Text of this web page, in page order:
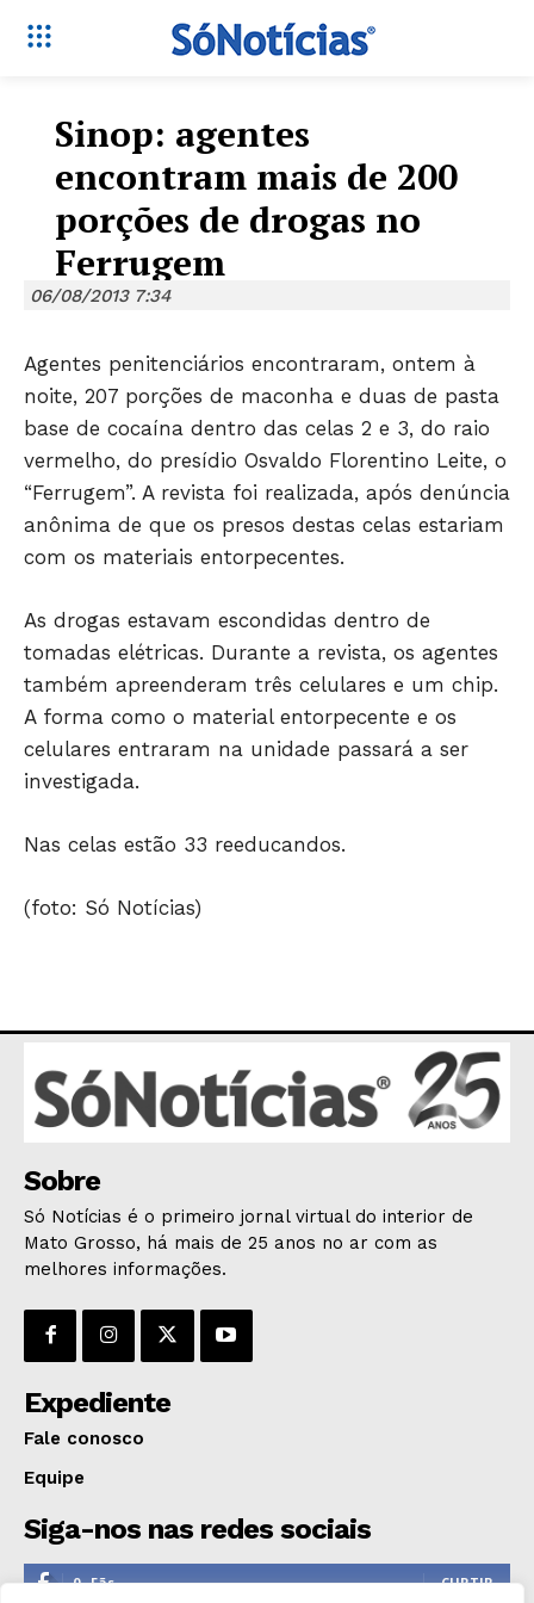
Só Notícias
JUNTE-SE NO WHATSAPP
POLÍTICA
ESPORTES
OPINIÃO
GERAL
EDUCAÇÃO
AGRONOTÍCIAS
ÚLTIMAS NOTÍCIAS
Sinop: agentes
encontram mais de 200
porções de drogas no
Ferrugem
06/08/2013 7:34
Agentes penitenciários encontraram, ontem à
noite, 207 porções de maconha e duas de pasta
base de cocaína dentro das celas 2 e 3, do raio
vermelho, do presídio Osvaldo Florentino Leite, o
“Ferrugem”. A revista foi realizada, após denúncia
anônima de que os presos destas celas estariam
com os materiais entorpecentes.
As drogas estavam escondidas dentro de
tomadas elétricas. Durante a revista, os agentes
também apreenderam três celulares e um chip.
A forma como o material entorpecente e os
celulares entraram na unidade passará a ser
investigada.
Nas celas estão 33 reeducandos.
(foto: Só Notícias)
Sobre
Só Notícias é o primeiro jornal virtual do interior de
Mato Grosso, há mais de 25 anos no ar com as
melhores informações.
Expediente
Fale conosco
Equipe
Siga-nos nas redes sociais
0 Fãs CURTIR